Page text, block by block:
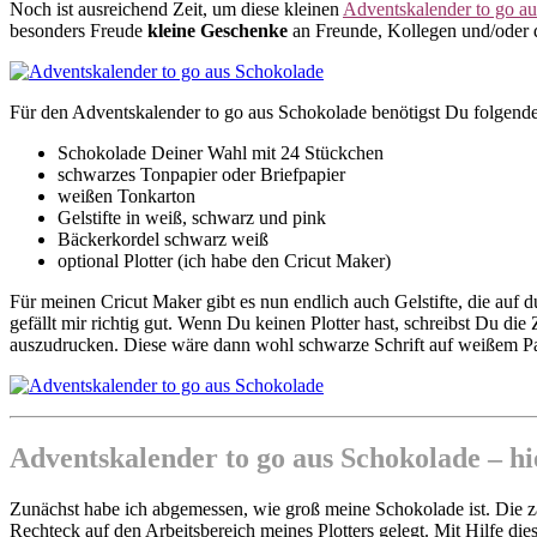
Noch ist ausreichend Zeit, um diese kleinen Adventskalender to go
besonders Freude kleine Geschenke an Freunde, Kollegen und/oder
Für den Adventskalender to go aus Schokolade benötigst Du
Schokolade Deiner Wahl mit 24 Stückchen
schwarzes Tonpapier oder Briefpapier
weißen Tonkarton
Gelstifte in weiß, schwarz und pink
Bäckerkordel schwarz weiß
optional Plotter (ich habe den Cricut Maker)
Für meinen Cricut Maker gibt es nun endlich auch Gelstifte, die auf
gefällt mir richtig gut. Wenn Du keinen Plotter hast, schreibst Du
auszudrucken. Diese wäre dann wohl schwarze Schrift auf weißem
Adventskalender to go aus Schokolade –
Zunächst habe ich abgemessen, wie groß meine Schokolade ist.
Rechteck auf den Arbeitsbereich meines Plotters gelegt. Mit Hilfe